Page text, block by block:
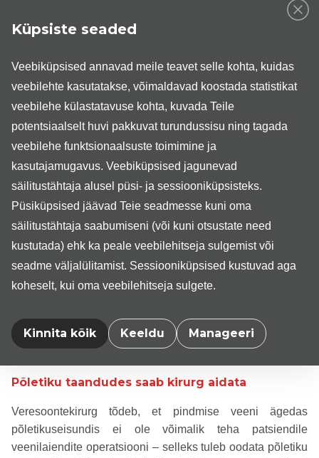
Küpsiste seaded
Veebiküpsised annavad meile teavet selle kohta, kuidas
veebilehte kasutatakse, võimaldavad koostada statistikat
veebilehe külastatavuse kohta, kuvada Teile
potentsiaalselt huvi pakkuvat turundussisu ning tagada
veebilehe funktsionaalsuste toimimine ja
kasutajamugavus. Veebiküpsised jagunevad
säilitustähtaja alusel püsi- ja sessiooniküpsisteks.
Püsiküpsised jäävad Teie seadmesse kuni oma
säilitustähtaja saabumiseni (või kuni otsustate need
kustutada) ehk ka peale veebilehitseja sulgemist või
seadme väljalülitamist. Sessiooniküpsised kustuvad aga
koheselt, kui oma veebilehitseja sulgete.
Kinnita kõik Keeldu Manageeri
Veenid on osa organitest ning nende torudes võib tekkida
mitmel põhjusel ootamatult põletik. „Vahel võib põhjuseks
kanüüli asetsemise kohta valulik tükk ja koht läheb
lokaalselt punaseks, tekib hematoom või sinikas. Või siis
võib olla põletik põhjustatud ärritusest. Üks koht, kus seda
tekib, on randmepiirkond, sest seal on pindmisi närve enim
ja nõnda esineb ka ümbritsevate kudede põletikku.“
Justkui ilma põhjuseta tekkivat pindmise veeni põletikku
esineb enim jalgadel. „Tavaliselt ei saa sellisel juhul
inimene aru, miks veenilaiend on muutunud punetavaks,
valutab ja on tükkis. Kui veenisein on põletikus, ei saa see
funktsioneerida, veri jääb lõksu ja tromboseerub. Sellisel
juhul on mõistlik täpsustavate uuringute vajaduse
hindamiseks pöörduda perearstile. Tema teeb selgeks, kas
edasised otsused. Esmast leevendust saab aga leida
apteegis müüdavatest käsimüügipreparaatidest, näiteks
Põletiku taandudes saab kirurg aidata
Veresoontekirurg tõdeb, et pindmise veeni ägedas
põletikuseisundis ei ole võimalik teha patsiendile
veenilaiendite operatsiooni – selleks tuleb oodata põletiku